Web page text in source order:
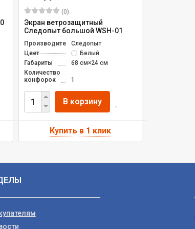
(0)
Экран ветрозащитный
Следопыт большой WSН-01
ПроизводительСледопыт
Цвет
Белый
Габариты
68 см×24 см
Количество
конфорок
1
В корзину